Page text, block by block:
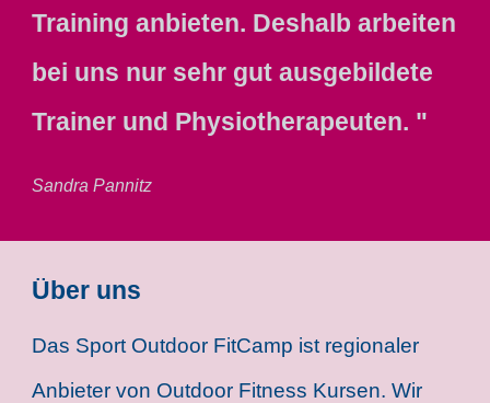
Training anbieten. Deshalb arbeiten
bei uns nur sehr gut ausgebildete
Trainer und Physiotherapeuten. "
Sandra Pannitz
Über uns
Das Sport Outdoor FitCamp ist regionaler
Anbieter von Outdoor Fitness Kursen. Wir